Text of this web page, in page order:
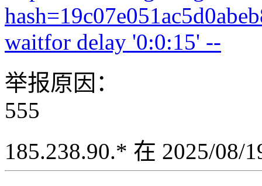
waitfor delay '0:0:15' --
举报原因：
555
185.238.90.* 在 2025/08/